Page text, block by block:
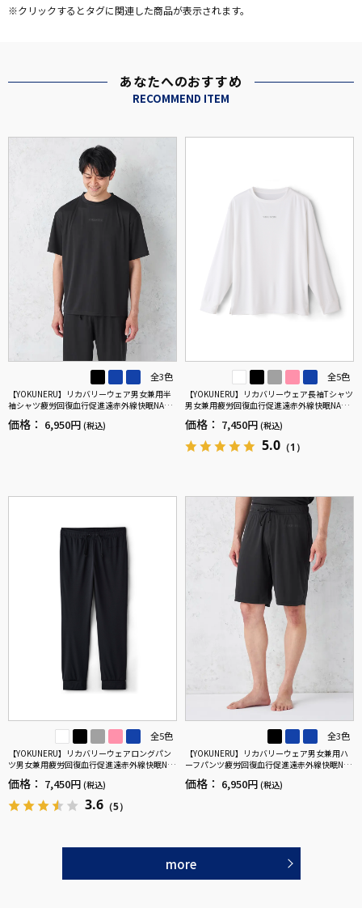
※クリックするとタグに関連した商品が表示されます。
あなたへのおすすめ
RECOMMEND ITEM
全3色
【YOKUNERU】リカバリーウェア男女兼用半
袖シャツ疲労回復血行促進遠赤外線快眠NANO
MIX(R)【一般医療機器】SS～LLサイズ
価格： 6,950円 (税込)
全5色
【YOKUNERU】リカバリーウェア長袖Tシャツ
男女兼用疲労回復血行促進遠赤外線快眠NANO
MIX(R)【一般医療機器】SS～LLサイズ
価格： 7,450円 (税込)
5.0 （1）
全5色
【YOKUNERU】リカバリーウェアロングパン
ツ男女兼用疲労回復血行促進遠赤外線快眠NA
NOMIX(R)【一般医療機器】SS～LLサイズ
価格： 7,450円 (税込)
3.6 （5）
全3色
【YOKUNERU】リカバリーウェア男女兼用ハ
ーフパンツ疲労回復血行促進遠赤外線快眠NA
NOMIX(R)【一般医療機器】SS～LLサイズ
価格： 6,950円 (税込)
more